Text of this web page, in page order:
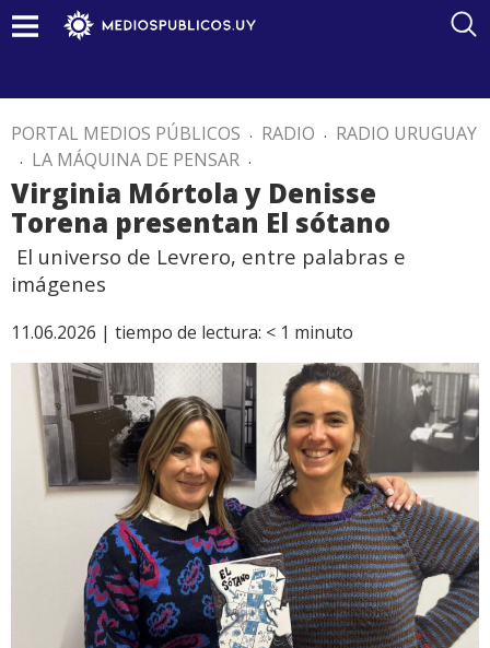
PORTAL MEDIOS PÚBLICOS . RADIO . RADIO URUGUAY
. LA MÁQUINA DE PENSAR .
Virginia Mórtola y Denisse
Torena presentan El sótano
El universo de Levrero, entre palabras e
imágenes
11.06.2026 | tiempo de lectura: < 1 minuto